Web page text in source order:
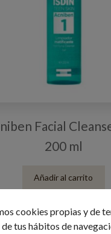
Facial
200 ml
Añadir al carrito
cookies propias y de
tus hábitos de